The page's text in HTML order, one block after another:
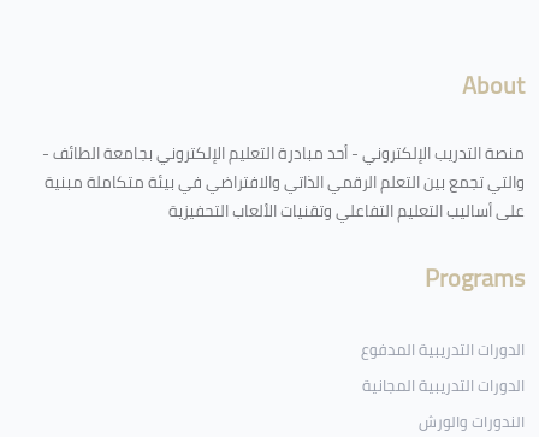
About
منصة التدريب الإلكتروني - أحد مبادرة التعليم الإلكتروني بجامعة الطائف -
والتي تجمع بين التعلم الرقمي الذاتي والافتراضي في بيئة متكاملة مبنية
على أساليب التعليم التفاعلي وتقنيات الألعاب التحفيزية
Programs
الدورات التدريبية المدفوع
الدورات التدريبية المجانية
الندورات والورش